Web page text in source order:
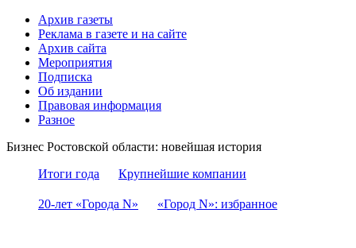
Архив газеты
Реклама в газете и на сайте
Архив сайта
Мероприятия
Подписка
Об издании
Правовая информация
Разное
Бизнес Ростовской области: новейшая история
Итоги года
Крупнейшие компании
20-лет «Города N» «Город N»: избранное